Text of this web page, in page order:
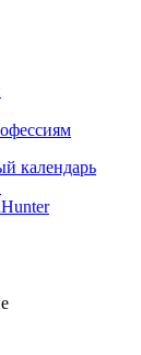
календарь